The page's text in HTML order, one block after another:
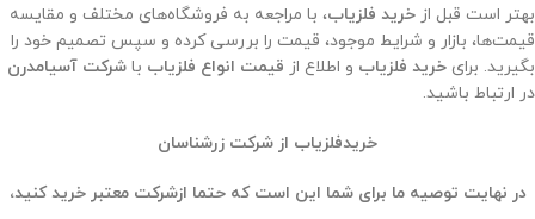
بهتر است قبل از خرید فلزیاب، با مراجعه به فروشگاه‌های مختلف و مقایسه
قیمت‌ها، بازار و شرایط موجود، قیمت را بررسی کرده و سپس تصمیم خود را
بگیرید. برای خرید فلزیاب و اطلاع از قیمت انواع فلزیاب با شرکت آسیامدرن
در ارتباط باشید.
خریدفلزیاب از شرکت زرشناسان
در نهایت توصیه ما برای شما این است که حتما ازشرکت معتبر خرید کنید،